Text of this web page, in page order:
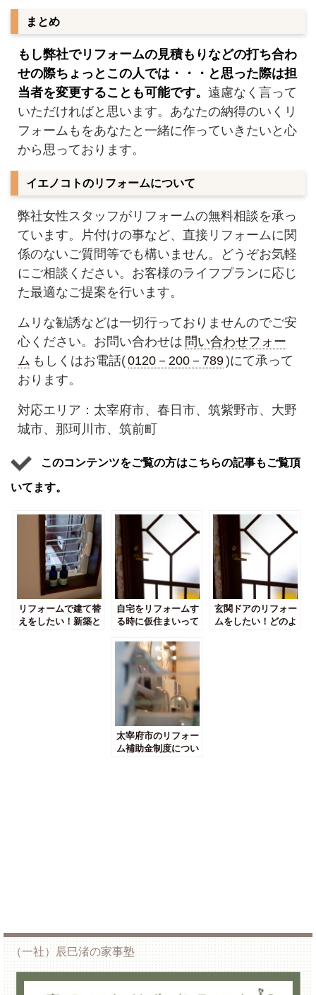
まとめ
もし弊社でリフォームの見積もりなどの打ち合わ
せの際ちょっとこの人では・・・と思った際は担
当者を変更することも可能です。 遠慮なく言って
いただければと思います。あなたの納得のいくリ
フォームもをあなたと一緒に作っていきたいと心
から思っております。
イエノコトのリフォームについて
弊社女性スタッフがリフォームの無料相談を承っ
ています。片付けの事など、直接リフォームに関
係のないご質問等でも構いません。どうぞお気軽
にご相談ください。お客様のライフプランに応じ
た最適なご提案を行います。
ムリな勧誘などは一切行っておりませんのでご安
心ください。お問い合わせは 問い合わせフォー
ム もしくはお電話(0120－200－789)にて承って
おります。
対応エリア：太宰府市、春日市、筑紫野市、大野
城市、那珂川市、筑前町
このコンテンツをご覧の方はこちらの記事もご覧頂
いてます。
リフォームで建て替
えをしたい！新築と
自宅をリフォームす
る時に仮住まいって
玄関ドアのリフォー
ムをしたい！どのよ
太宰府市のリフォー
ム補助金制度につい
（一社）辰巳渚の家事塾